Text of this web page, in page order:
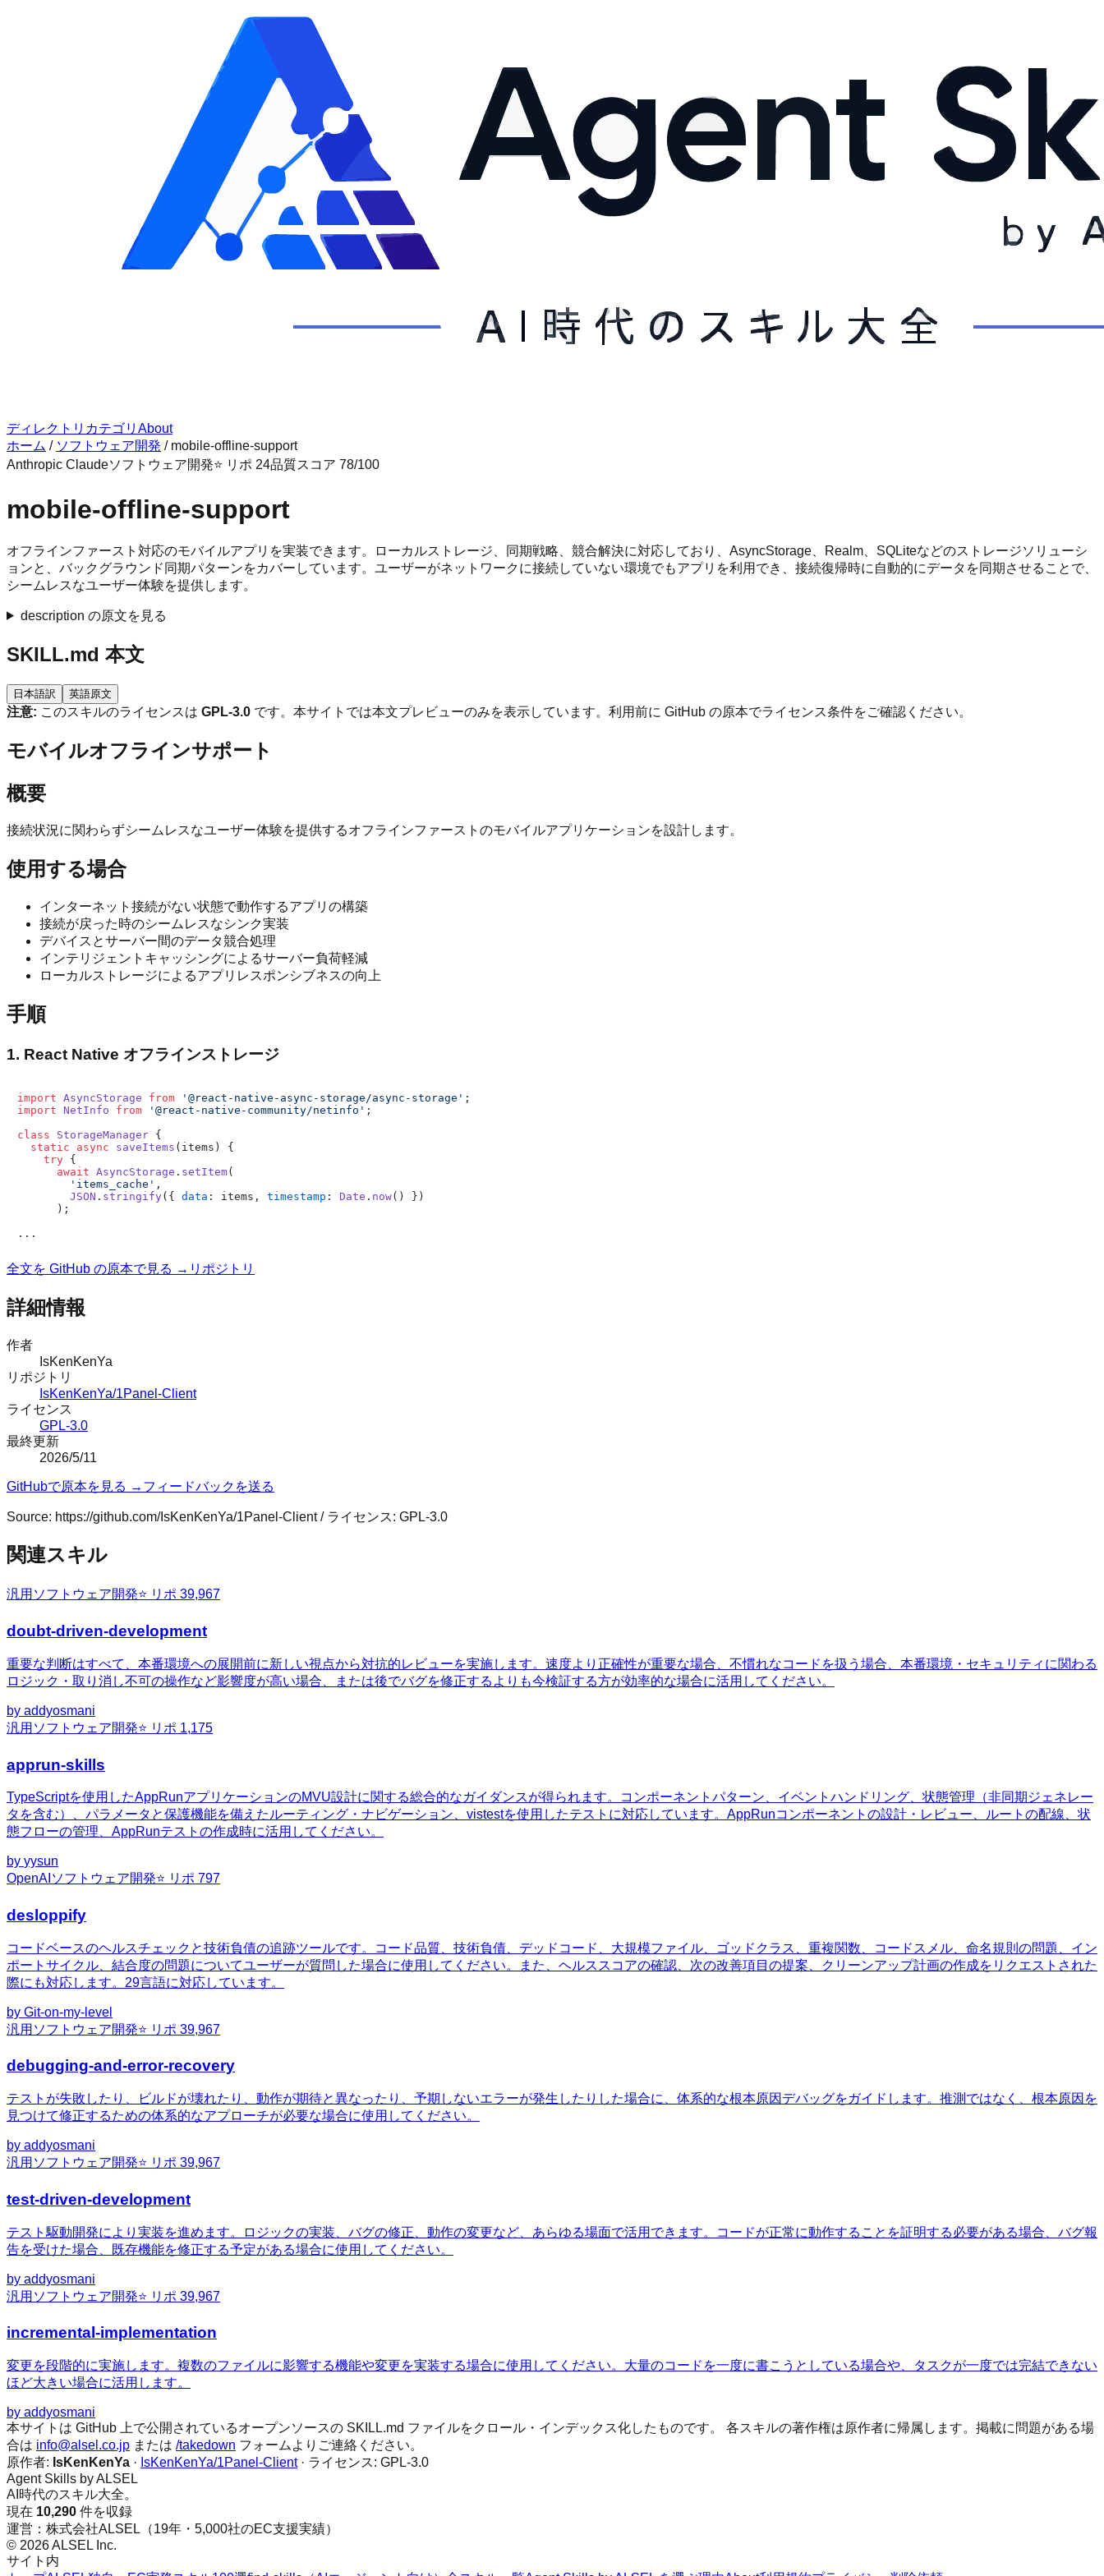
ディレクトリ カテゴリ About
ホーム / ソフトウェア開発 / mobile-offline-support
Anthropic Claudeソフトウェア開発⭐ リポ 24品質スコア 78/100
mobile-offline-support
オフラインファースト対応のモバイルアプリを実装できます。ローカルストレージ、同期戦略、競合解決に対応しており、AsyncStorage、Realm、SQLiteなどのストレージソリューシ
ョンと、バックグラウンド同期パターンをカバーしています。ユーザーがネットワークに接続していない環境でもアプリを利用でき、接続復帰時に自動的にデータを同期させることで、
シームレスなユーザー体験を提供します。
description の原文を見る
SKILL.md 本文
日本語訳 英語原文
注意: このスキルのライセンスは GPL-3.0 です。本サイトでは本文プレビューのみを表示しています。利用前に GitHub の原本でライセンス条件をご確認ください。
モバイルオフラインサポート
概要
接続状況に関わらずシームレスなユーザー体験を提供するオフラインファーストのモバイルアプリケーションを設計します。
使用する場合
インターネット接続がない状態で動作するアプリの構築
接続が戻った時のシームレスなシンク実装
デバイスとサーバー間のデータ競合処理
インテリジェントキャッシングによるサーバー負荷軽減
ローカルストレージによるアプリレスポンシブネスの向上
手順
1. React Native オフラインストレージ
import AsyncStorage from '@react-native-async-storage/async-storage'
import NetInfo from '@react-native-community/netinfo' ;
class
StorageManager {
static
async saveItems ( items ) {
try {
await AsyncStorage . setItem(
'items_cache' ,
JSON . stringify({ data : items, timestamp : Date . now() })
      );
全文を GitHub の原本で見る → リポジトリ
詳細情報
作者
IsKenKenYa
リポジトリ
IsKenKenYa/1Panel-Client
ライセンス
GPL-3.0
最終更新
2026/5/11
GitHubで原本を見る → フィードバックを送る
Source: https://github.com/IsKenKenYa/1Panel-Client/ ライセンス: GPL-3.0
関連スキル
汎用 ソフトウェア開発⭐ リポ 39,967
doubt-driven-development
重要な判断はすべて、本番環境への展開前に新しい視点から対抗的レビューを実施します。速度より正確性が重要な場合、不慣れなコードを扱う場合、本番環境・セキュリティに関わる
ロジック・取り消し不可の操作など影響度が高い場合、または後でバグを修正するよりも今検証する方が効率的な場合に活用してください。
by addyosmani
汎用 ソフトウェア開発⭐ リポ 1,175
apprun-skills
TypeScriptを使用したAppRunアプリケーションのMVU設計に関する総合的なガイダンスが得られます。コンポーネントパターン、イベントハンドリング、状態管理（非同期ジェネレー
タを含む）、パラメータと保護機能を備えたルーティング・ナビゲーション、vistestを使用したテストに対応しています。AppRunコンポーネントの設計・レビュー、ルートの配線、状
態フローの管理、AppRunテストの作成時に活用してください。
by yysun
OpenAI ソフトウェア開発⭐ リポ 797
desloppify
コードベースのヘルスチェックと技術負債の追跡ツールです。コード品質、技術負債、デッドコード、大規模ファイル、ゴッドクラス、重複関数、コードスメル、命名規則の問題、イン
ポートサイクル、結合度の問題についてユーザーが質問した場合に使用してください。また、ヘルススコアの確認、次の改善項目の提案、クリーンアップ計画の作成をリクエストされた
際にも対応します。29言語に対応しています。
by Git-on-my-level
汎用 ソフトウェア開発⭐ リポ 39,967
debugging-and-error-recovery
テストが失敗したり、ビルドが壊れたり、動作が期待と異なったり、予期しないエラーが発生したりした場合に、体系的な根本原因デバッグをガイドします。推測ではなく、根本原因を
見つけて修正するための体系的なアプローチが必要な場合に使用してください。
by addyosmani
汎用 ソフトウェア開発⭐ リポ 39,967
test-driven-development
テスト駆動開発により実装を進めます。ロジックの実装、バグの修正、動作の変更など、あらゆる場面で活用できます。コードが正常に動作することを証明する必要がある場合、バグ報
告を受けた場合、既存機能を修正する予定がある場合に使用してください。
by addyosmani
汎用 ソフトウェア開発⭐ リポ 39,967
incremental-implementation
変更を段階的に実施します。複数のファイルに影響する機能や変更を実装する場合に使用してください。大量のコードを一度に書こうとしている場合や、タスクが一度では完結できない
ほど大きい場合に活用します。
by addyosmani
本サイトは GitHub 上で公開されているオープンソースの SKILL.md ファイルをクロール・インデックス化したものです。 各スキルの著作権は原作者に帰属します。掲載に問題がある場
合は info@alsel.co.jp または /takedown フォームよりご連絡ください。
原作者: IsKenKenYa · IsKenKenYa/1Panel-Client · ライセンス: GPL-3.0
Agent Skills by ALSEL
AI時代のスキル大全。
現在 10,290 件を収録
運営：株式会社ALSEL（19年・5,000社のEC支援実績）
© 2026 ALSEL Inc.
サイト内